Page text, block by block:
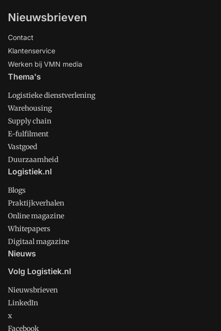
Nieuwsbrieven
Contact
Klantenservice
Werken bij VMN media
Thema's
Logistieke dienstverlening
Warehousing
Supply chain
E-fulfilment
Vastgoed
Duurzaamheid
Logistiek.nl
Blogs
Praktijkverhalen
Online magazine
Whitepapers
Digitaal magazine
Nieuws
Volg Logistiek.nl
Nieuwsbrieven
LinkedIn
x
Facebook